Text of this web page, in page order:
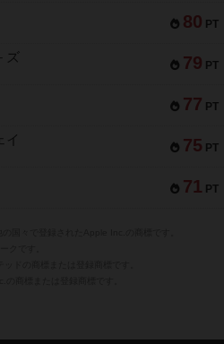
80 PT
79 PT
ズ
77 PT
75 PT
イ
71 PT